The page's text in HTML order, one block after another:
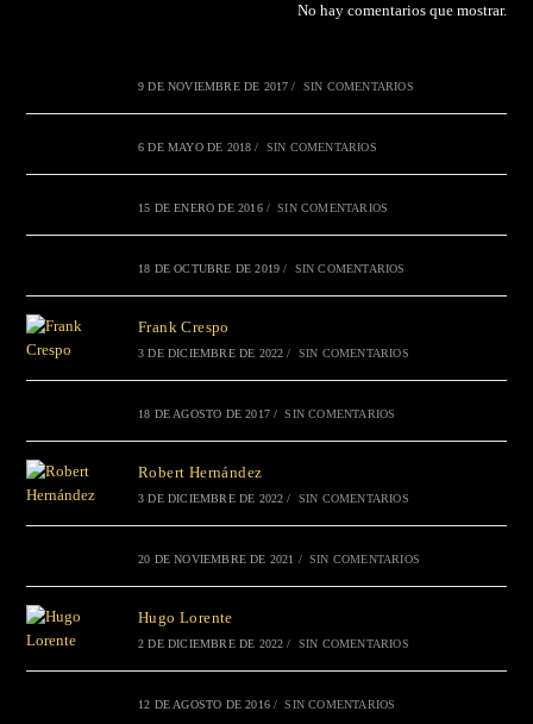
No hay comentarios que mostrar.
9 DE NOVIEMBRE DE 2017 / SIN COMENTARIOS
6 DE MAYO DE 2018 / SIN COMENTARIOS
15 DE ENERO DE 2016 / SIN COMENTARIOS
18 DE OCTUBRE DE 2019 / SIN COMENTARIOS
Frank Crespo
3 DE DICIEMBRE DE 2022 / SIN COMENTARIOS
18 DE AGOSTO DE 2017 / SIN COMENTARIOS
Robert Hernández
3 DE DICIEMBRE DE 2022 / SIN COMENTARIOS
20 DE NOVIEMBRE DE 2021 / SIN COMENTARIOS
Hugo Lorente
2 DE DICIEMBRE DE 2022 / SIN COMENTARIOS
12 DE AGOSTO DE 2016 / SIN COMENTARIOS